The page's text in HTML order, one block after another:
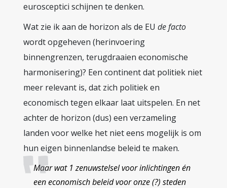
eurosceptici schijnen te denken.
Wat zie ik aan de horizon als de EU de facto
wordt opgeheven (herinvoering
binnengrenzen, terugdraaien economische
harmonisering)? Een continent dat politiek niet
meer relevant is, dat zich politiek en
economisch tegen elkaar laat uitspelen. En net
achter de horizon (dus) een verzameling
landen voor welke het niet eens mogelijk is om
hun eigen binnenlandse beleid te maken.
Maar wat 1 zenuwstelsel voor inlichtingen én
een economisch beleid voor onze (?) steden